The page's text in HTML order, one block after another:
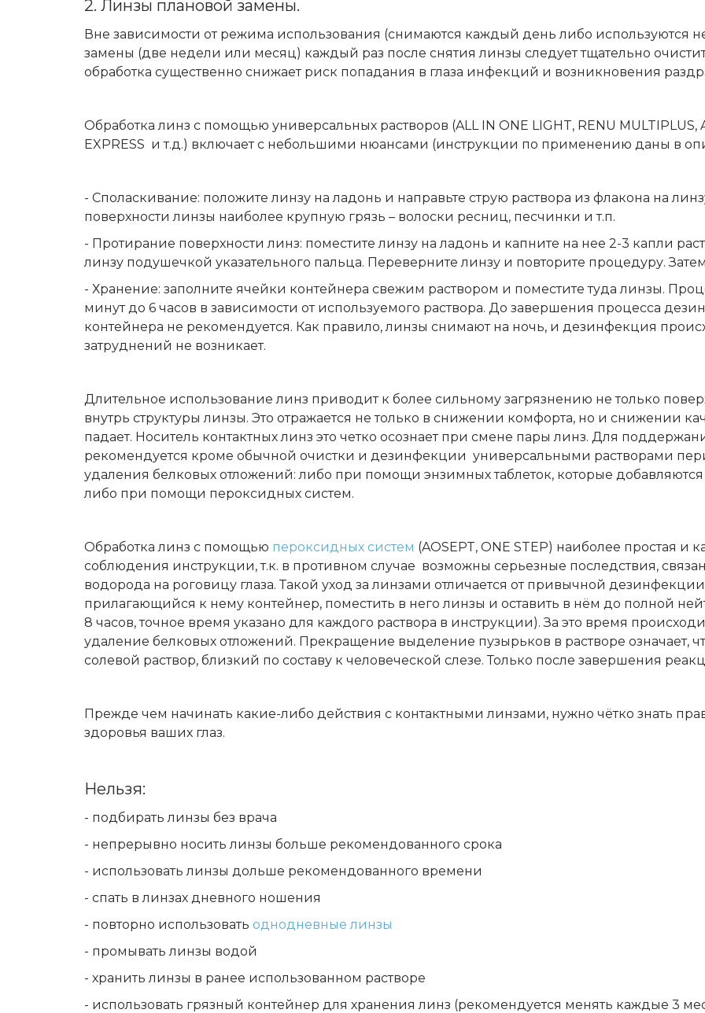
2. Линзы плановой замены.
Вне зависимости от режима использования (снимаются каждый день либо используются
замены (две недели или месяц) каждый раз после снятия линзы следует тщательно
обработка существенно снижает риск попадания в глаза инфекций и возникновения
Обработка линз с помощью универсальных растворов (ALL IN ONE LIGHT, RENU MULTIPLUS,
EXPRESS и т.д.) включает с небольшими нюансами (инструкции по применению даны в
- Споласкивание: положите линзу на ладонь и направьте струю раствора из флакона на
поверхности линзы наиболее крупную грязь – волоски ресниц, песчинки и т.п.
- Протирание поверхности линз: поместите линзу на ладонь и капните на нее 2-3 капли
линзу подушечкой указательного пальца. Переверните линзу и повторите процедуру.
- Хранение: заполните ячейки контейнера свежим раствором и поместите туда линзы.
минут до 6 часов в зависимости от используемого раствора. До завершения процесса
контейнера не рекомендуется. Как правило, линзы снимают на ночь, и дезинфекция
затруднений не возникает.
Длительное использование линз приводит к более сильному загрязнению не только
внутрь структуры линзы. Это отражается не только в снижении комфорта, но и снижении
падает. Носитель контактных линз это четко осознает при смене пары линз. Для
рекомендуется кроме обычной очистки и дезинфекции универсальными растворами
удаления белковых отложений: либо при помощи энзимных таблеток, которые
либо при помощи пероксидных систем.
Обработка линз с помощью пероксидных систем (AOSEPT, ONE STEP) наиболее простая и
соблюдения инструкции, т.к. в противном случае возможны серьезные последствия,
водорода на роговицу глаза. Такой уход за линзами отличается от привычной
прилагающийся к нему контейнер, поместить в него линзы и оставить в нём до полной
8 часов, точное время указано для каждого раствора в инструкции). За это время
удаление белковых отложений. Прекращение выделение пузырьков в растворе означает,
солевой раствор, близкий по составу к человеческой слезе. Только после завершения
Прежде чем начинать какие-либо действия с контактными линзами, нужно чётко знать
здоровья ваших глаз.
Нельзя:
- подбирать линзы без врача
- непрерывно носить линзы больше рекомендованного срока
- использовать линзы дольше рекомендованного времени
- спать в линзах дневного ношения
- повторно использовать однодневные линзы
- промывать линзы водой
- хранить линзы в ранее использованном растворе
- использовать грязный контейнер для хранения линз (рекомендуется менять каждые 3